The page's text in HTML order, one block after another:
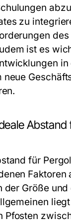
zu
ist es
neue
für
Faktoren
der Größe
Pfosten